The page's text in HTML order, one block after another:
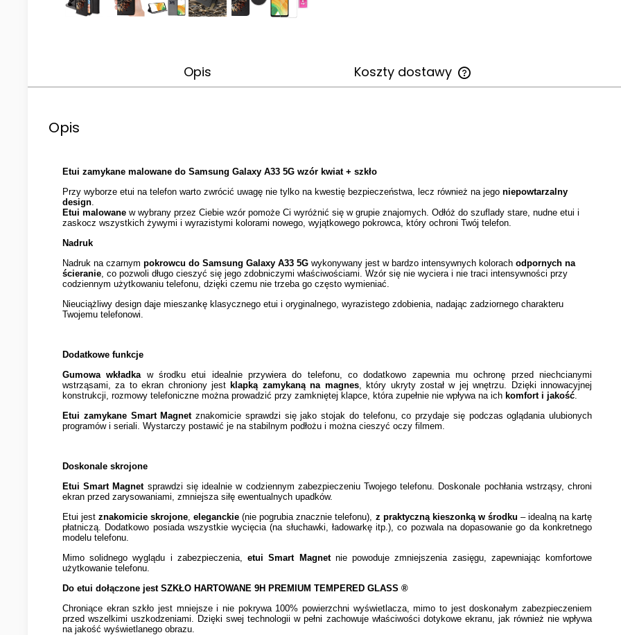
Opis Koszty dostawy
Opis
Etui zamykane malowane do Samsung Galaxy A33 5G wzór kwiat + szkło
Przy wyborze etui na telefon warto zwrócić uwagę nie tylko na kwestię bezpieczeństwa, lecz również na jego niepowtarzalny
design
Etui malowane w wybrany przez Ciebie wzór pomoże Ci wyróżnić się w grupie znajomych. Odłóż do szuflady stare, nudne etui i
zaskocz wszystkich żywymi i wyrazistymi kolorami nowego, wyjątkowego pokrowca, który ochroni Twój telefon.
Nadruk
Nadruk na czarnym pokrowcu do Samsung Galaxy A33 5G wykonywany jest w bardzo intensywnych kolorach odpornych na
ścieranie , co pozwoli długo cieszyć się jego zdobniczymi właściwościami. Wzór się nie wyciera i nie traci intensywności przy
codziennym użytkowaniu telefonu, dzięki czemu nie trzeba go często wymieniać.
Nieuciążliwy design daje mieszankę klasycznego etui i oryginalnego, wyrazistego zdobienia, nadając zadziornego charakteru
Twojemu telefonowi.
Dodatkowe funkcje
Gumowa wkładka w środku etui idealnie przywiera do telefonu, co dodatkowo zapewnia mu ochronę przed niechcianymi
wstrząsami, za to ekran chroniony jest klapką zamykaną na magnes, który ukryty został w jej wnętrzu. Dzięki innowacyjnej
konstrukcji, rozmowy telefoniczne można prowadzić przy zamkniętej klapce, która zupełnie nie wpływa na ich komfort i jakość
Etui zamykane Smart Magnetznakomicie sprawdzi się jako stojak do telefonu, co przydaje się podczas oglądania ulubionych
programów i seriali. Wystarczy postawić je na stabilnym podłożu i można cieszyć oczy filmem.
Doskonale skrojone
Etui Smart Magnetsprawdzi się idealnie w codziennym zabezpieczeniu Twojego telefonu. Doskonale pochłania wstrząsy, chroni
ekran przed zarysowaniami, zmniejsza siłę ewentualnych upadków.
Etui jestznakomicie skrojone ,eleganckie (nie pogrubia znacznie telefonu), z praktyczną kieszonką w środku – idealną na kartę
płatniczą. Dodatkowo posiada wszystkie wycięcia (na słuchawki, ładowarkę itp.), co pozwala na dopasowanie go da konkretnego
modelu telefonu.
Mimo solidnego wyglądu i zabezpieczenia,etui Smart Magnetnie powoduje zmniejszenia zasięgu, zapewniając komfortowe
użytkowanie telefonu.
Do etui dołączone jest SZKŁO HARTOWANE 9H PREMIUM TEMPERED GLASS ®
Chroniące ekran szkło jest mniejsze i nie pokrywa 100% powierzchni wyświetlacza, mimo to jest doskonałym zabezpieczeniem
przed wszelkimi uszkodzeniami. Dzięki swej technologii w pełni zachowuje właściwości dotykowe ekranu, jak również nie wpływa
na jakość wyświetlanego obrazu.